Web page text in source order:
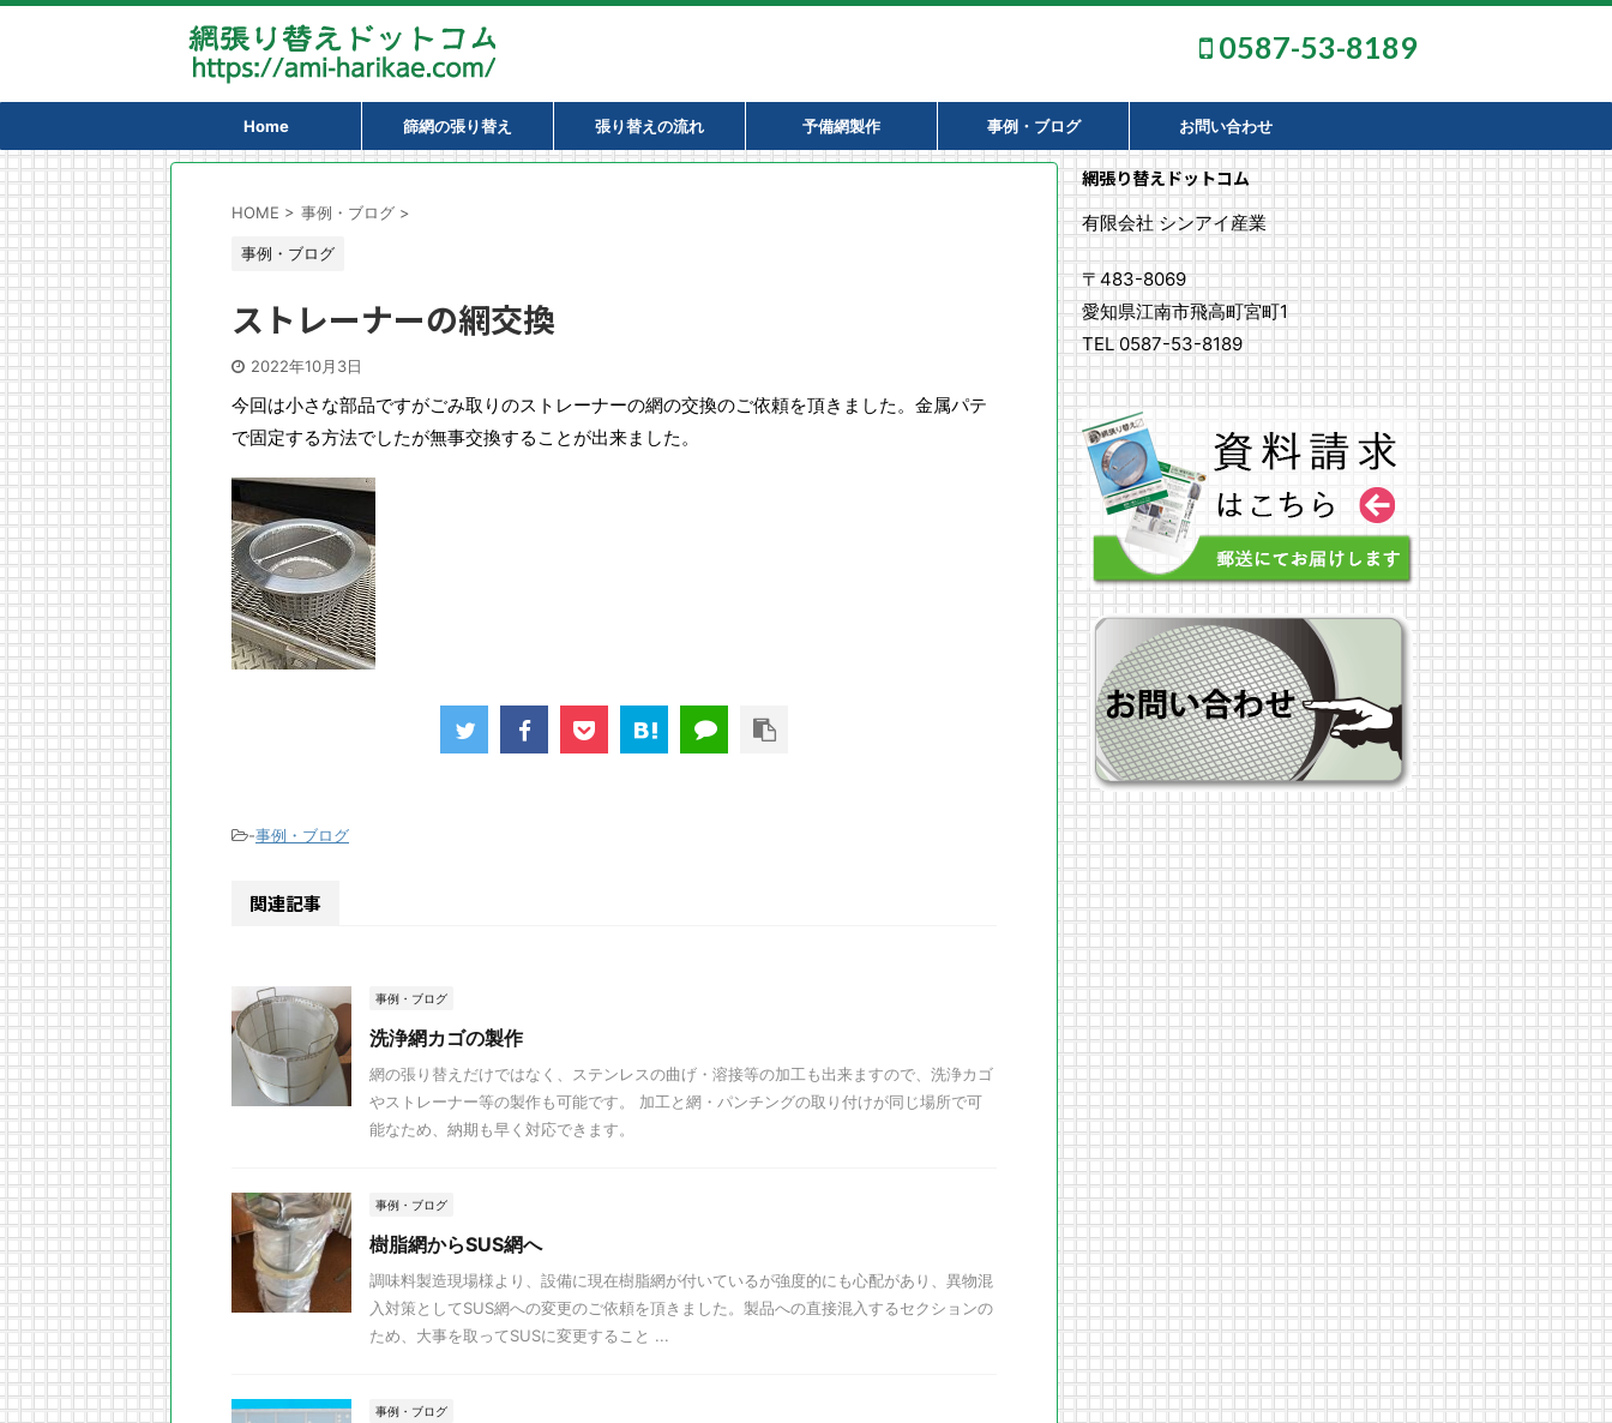
0587-53-8189
Home 篩網の張り替え 張り替えの流れ 予備網製作 事例・ブログ お問い合わせ
HOME > 事例・ブログ >
事例・ブログ
ストレーナーの網交換
2022年10月3日
今回は小さな部品ですがごみ取りのストレーナーの網の交換のご依頼を頂きました。金属パテ
で固定する方法でしたが無事交換することが出来ました。
-事例・ブログ
関連記事
事例・ブログ
洗浄網カゴの製作
網の張り替えだけではなく、ステンレスの曲げ・溶接等の加工も出来ますので、洗浄カゴ
やストレーナー等の製作も可能です。 加工と網・パンチングの取り付けが同じ場所で可
能なため、納期も早く対応できます。
事例・ブログ
樹脂網からSUS網へ
調味料製造現場様より、設備に現在樹脂網が付いているが強度的にも心配があり、異物混
入対策としてSUS網への変更のご依頼を頂きました。製品への直接混入するセクションの
ため、大事を取ってSUSに変更すること ...
事例・ブログ
網張り替えドットコム
有限会社 シンアイ産業
〒483-8069
愛知県江南市飛高町宮町1
TEL 0587-53-8189